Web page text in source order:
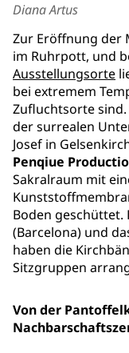
Diana Artus
Zur Eröffnung der
im Ruhrpott, und
Ausstellungsorte
bei extremem
Zufluchtsorte
der surrealen
Josef in
Penqiue
Sakralraum mit
Boden geschüttet.
(Barcelona) und
haben die
Sitzgruppen
Von der